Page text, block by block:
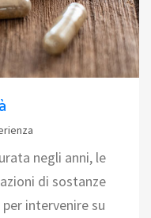
negli anni, le
di sostanze
intervenire su